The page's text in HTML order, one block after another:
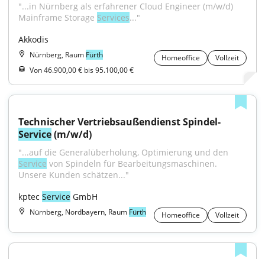
"...in Nürnberg als erfahrener Cloud Engineer (m/w/d)
Mainframe Storage Services..."
Akkodis
Nürnberg, Raum Fürth Homeoffice
Vollzeit
Von 46.900,00 € bis 95.100,00 €
Technischer Vertriebsaußendienst Spindel-
Service (m/w/d)
Service von Spindeln für Bearbeitungsmaschinen.
Unsere Kunden schätzen..."
kptec Service GmbH
Nürnberg, Nordbayern, Raum Fürth Homeoffice Vollzeit